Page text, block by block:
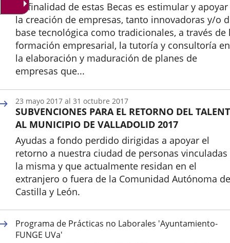
La finalidad de estas Becas es estimular y apoyar
la creación de empresas, tanto innovadoras y/o
base tecnológica como tradicionales, a través de
formación empresarial, la tutoría y consultoría en
la elaboración y maduración de planes de
empresas que...
Inicio
SUBVENCIONES PARA EL RETORNO DEL
AL MUNICIPIO DE VALLADOLID 2017
Ayudas a fondo perdido dirigidas a apoyar el
retorno a nuestra ciudad de personas vinculadas
la misma y que actualmente residan en el
extranjero o fuera de la Comunidad Autónoma de
Castilla y León.
Inicio
23 mayo 2017 al 31 octubre 2017
Programa de Prácticas no Laborales 'Ayuntamiento-
FUNGE UVa'